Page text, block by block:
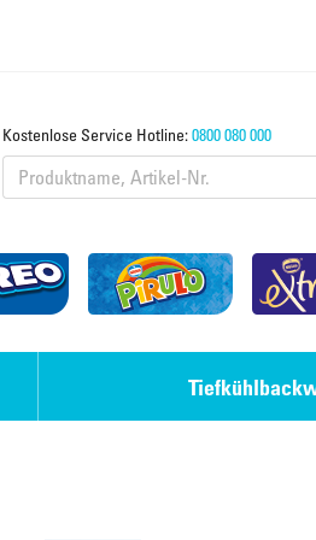
Kostenlose Service Hotline:0800 080 000